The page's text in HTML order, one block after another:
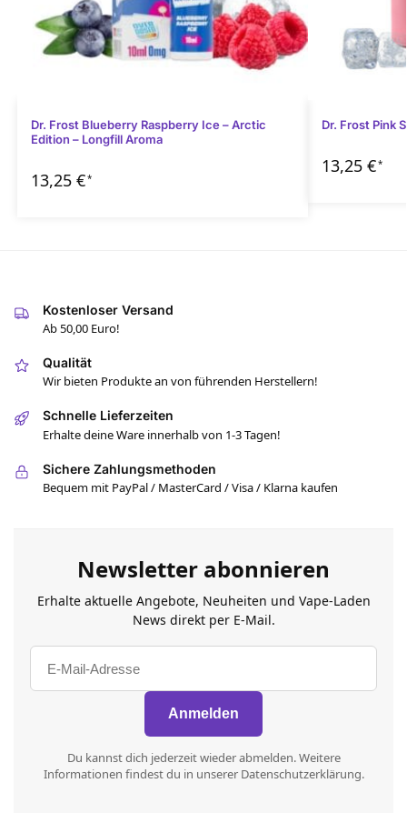
Dr. Frost Blueberry Raspberry Ice – Arctic
Edition – Longfill Aroma
13,25 €*
Dr. Frost Pink
13,25 €*
Kostenloser Versand
Ab 50,00 Euro!
Qualität
Wir bieten Produkte an von führenden Herstellern!
Schnelle Lieferzeiten
Erhalte deine Ware innerhalb von 1-3 Tagen!
Sichere Zahlungsmethoden
Bequem mit PayPal / MasterCard / Visa / Klarna kaufen
Newsletter abonnieren
Erhalte aktuelle Angebote, Neuheiten und Vape-Laden
News direkt per E-Mail.
Du kannst dich jederzeit wieder abmelden. Weitere
Informationen findest du in unserer Datenschutzerklärung.